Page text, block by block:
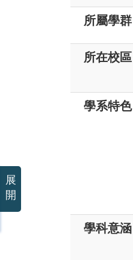
所屬學群
所在校區
學系特色
學科意涵
展
開